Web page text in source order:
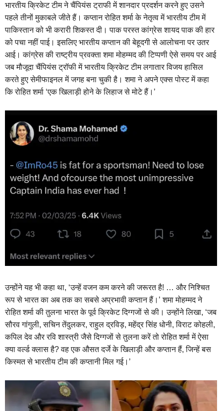
भारतीय क्रिकेट टीम ने चैंपियंस ट्राफी में शानदार प्रदर्शन करने हुए उसने
पहले तीनों मुकाबले जीते हैं। कप्तान रोहित शर्मा के नेतृत्व में भारतीय टीम में
पाकिस्तान को भी करारी शिकस्त दी। पाक परस्त कांग्रेस शायद पाक की हार
को पचा नहीं पाई। इसलिए भारतीय कप्तान की बेहूदगी से आलोचना पर उतर
आई। कांग्रेस की राष्ट्रीय प्रवक्ता शमा मोहम्मद की टिप्पणी ऐसे समय पर आई
जब मौजूदा चैंपियंस ट्रॉफी में भारतीय क्रिकेट टीम लगातार विजय हासिल
करते हुए सेमीफाइनल में जगह बना चुकी है। शमा ने अपने एक्स पोस्ट में कहा
कि रोहित शर्मा ‘एक खिलाड़ी होने के लिहाज से मोटे हैं।’
उन्होंने यह भी कहा था, ‘उन्हें वजन कम करने की जरूरत है! … और निश्चित
रूप से भारत का अब तक का सबसे अप्रभावी कप्तान हैं।’ शमा मोहम्मद ने
रोहित शर्मा की तुलना भारत के पूर्व क्रिकेट दिग्गजों से की। उन्होंने लिखा, ‘जब
सौरव गांगुली, सचिन तेंदुलकर, राहुल द्रविड़, महेंद्र सिंह धोनी, विराट कोहली,
कपिल देव और रवि शास्त्री जैसे दिग्गजों से तुलना करें तो रोहित शर्मा में ऐसा
क्या वर्ल्ड क्लास है? वह एक औसत दर्जे के खिलाड़ी और कप्तान हैं, जिन्हें बस
किस्मत से भारतीय टीम की कप्तानी मिल गई।’